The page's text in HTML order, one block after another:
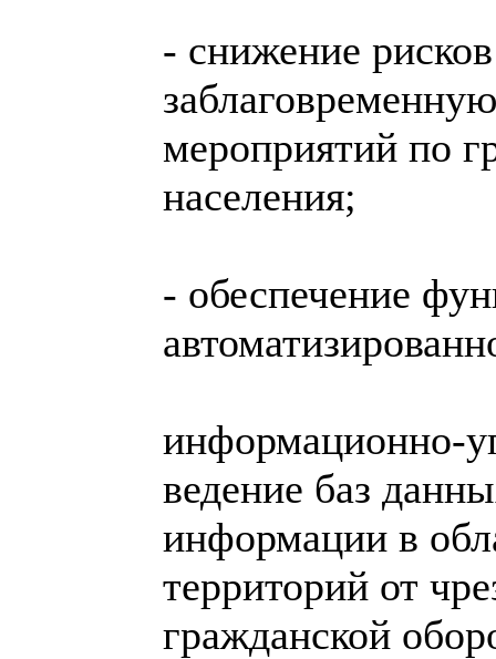
- снижение
мероприятий по
населения;
- обеспечение
информационно-
ведение баз
информации в
территорий от
гражданской